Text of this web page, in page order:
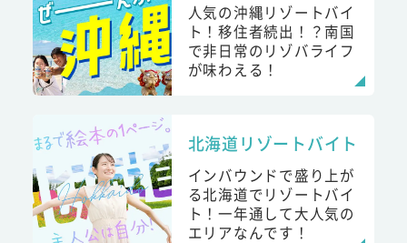
人気の沖縄リゾートバイ
ト！移住者続出！？南国
で非日常のリゾバライフ
が味わえる！
北海道リゾートバイト
インバウンドで盛り上が
る北海道でリゾートバイ
ト！一年通して大人気の
エリアなんです！